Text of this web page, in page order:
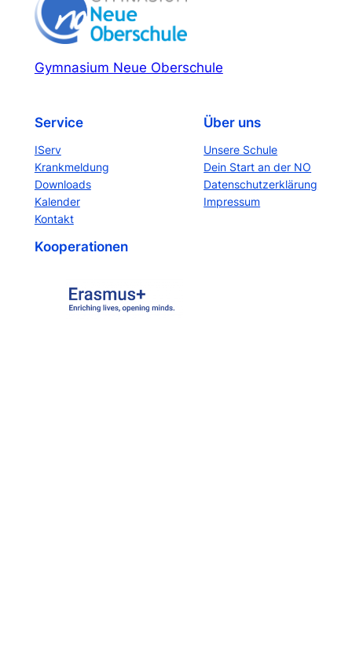
Gymnasium Neue Oberschule
Service
IServ
Krankmeldung
Downloads
Kalender
Kontakt
Über uns
Unsere Schule
Dein Start an der NO
Datenschutzerklärung
Impressum
Kooperationen